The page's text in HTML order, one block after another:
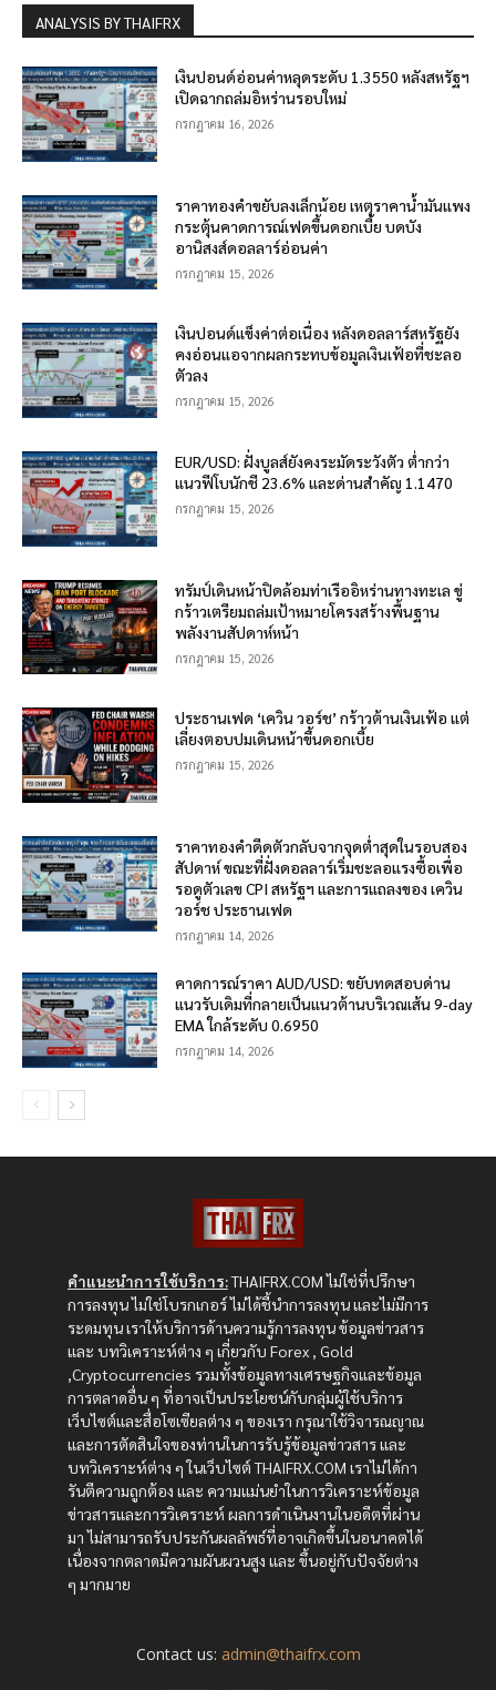
ANALYSIS BY THAIFRX
เงินปอนด์อ่อนค่าหลุดระดับ 1.3550 หลังสหรัฐฯ
เปิดฉากถล่มอิหร่านรอบใหม่
กรกฎาคม 16, 2026
ราคาทองคำขยับลงเล็กน้อย เหตุราคาน้ำมันแพง
กระตุ้นคาดการณ์เฟดขึ้นดอกเบี้ย บดบัง
อานิสงส์ดอลลาร์อ่อนค่า
กรกฎาคม 15, 2026
เงินปอนด์แข็งค่าต่อเนื่อง หลังดอลลาร์สหรัฐยัง
คงอ่อนแอจากผลกระทบข้อมูลเงินเฟ้อที่ชะลอ
ตัวลง
กรกฎาคม 15, 2026
EUR/USD: ฝั่งบูลส์ยังคงระมัดระวังตัว ต่ำกว่า
แนวฟีโบนักชี 23.6% และด่านสำคัญ 1.1470
กรกฎาคม 15, 2026
ทรัมป์เดินหน้าปิดล้อมท่าเรืออิหร่านทางทะเล ขู่
กร้าวเตรียมถล่มเป้าหมายโครงสร้างพื้นฐาน
พลังงานสัปดาห์หน้า
กรกฎาคม 15, 2026
ประธานเฟด ‘เควิน วอร์ช’ กร้าวต้านเงินเฟ้อ แต่
เลี่ยงตอบปมเดินหน้าขึ้นดอกเบี้ย
กรกฎาคม 15, 2026
ราคาทองคำดีดตัวกลับจากจุดต่ำสุดในรอบสอง
สัปดาห์ ขณะที่ฝั่งดอลลาร์เริ่มชะลอแรงซื้อเพื่อ
รอดูตัวเลข CPI สหรัฐฯ และการแถลงของ เควิน
วอร์ช ประธานเฟด
กรกฎาคม 14, 2026
คาดการณ์ราคา AUD/USD: ขยับทดสอบด่าน
แนวรับเดิมที่กลายเป็นแนวต้านบริเวณเส้น 9-day
EMA ใกล้ระดับ 0.6950
กรกฎาคม 14, 2026
คำแนะนำการใช้บริการ:THAIFRX.COM ไม่ใช่ที่ปรึกษา
การลงทุน ไม่ใช่โบรกเกอร์ ไม่ได้ชี้นำการลงทุน และไม่มีการ
ระดมทุน เราให้บริการด้านความรู้การลงทุน ข้อมูลข่าวสาร
และ บทวิเคราะห์ต่าง ๆ เกี่ยวกับ Forex , Gold
,Cryptocurrencies รวมทั้งข้อมูลทางเศรษฐกิจและข้อมูล
การตลาดอื่น ๆ ที่อาจเป็นประโยชน์กับกลุ่มผู้ใช้บริการ
เว็บไซต์และสื่อโซเซียลต่าง ๆ ของเรา กรุณาใช้วิจารณญาณ
และการตัดสินใจของท่านในการรับรู้ข้อมูลข่าวสาร และ
บทวิเคราะห์ต่าง ๆ ในเว็บไซต์ THAIFRX.COM เราไม่ได้กา
รันตีความถูกต้อง และ ความแม่นยำในการวิเคราะห์ข้อมูล
ข่าวสารและการวิเคราะห์ ผลการดำเนินงานในอดีตที่ผ่าน
มา ไม่สามารถรับประกันผลลัพธ์ที่อาจเกิดขึ้นในอนาคตได้
เนื่องจากตลาดมีความผันผวนสูง และ ขึ้นอยู่กับปัจจัยต่าง
ๆ มากมาย
Contact us: admin@thaifrx.com